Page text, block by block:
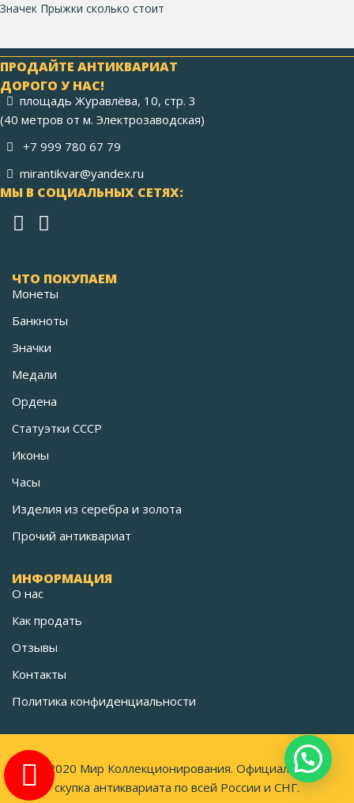
Значек Прыжки сколько стоит
ПРОДАЙТЕ АНТИКВАРИАТ
ДОРОГО У НАС!
площадь Журавлёва, 10, стр. 3
(40 метров от м. Электрозаводская)
+7 999 780 67 79
mirantikvar@yandex.ru
МЫ В СОЦИАЛЬНЫХ СЕТЯХ:
ЧТО ПОКУПАЕМ
Монеты
Банкноты
Значки
Медали
Ордена
Статуэтки СССР
Иконы
Часы
Изделия из серебра и золота
Прочий антиквариат
ИНФОРМАЦИЯ
О нас
Как продать
Отзывы
Контакты
Политика конфиденциальности
©2020 Мир Коллекционирования. Официальная
скупка антиквариата по всей России и СНГ.